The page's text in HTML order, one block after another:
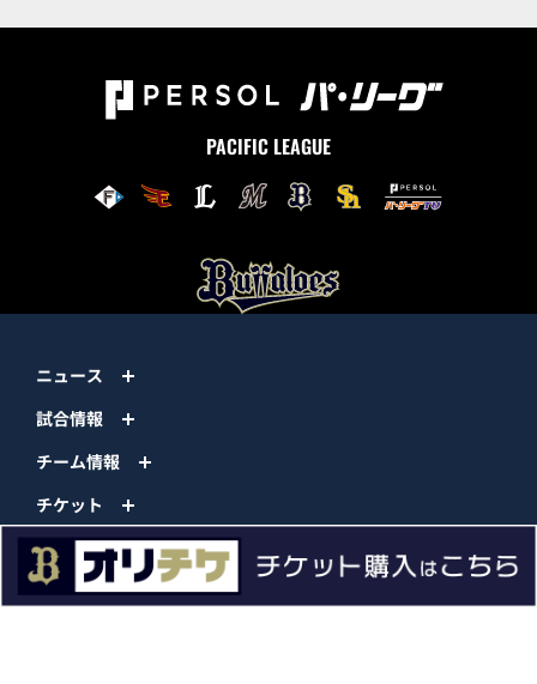
PACIFIC LEAGUE
ニュース
試合情報
チーム情報
チケット
イベント
ファンクラブ